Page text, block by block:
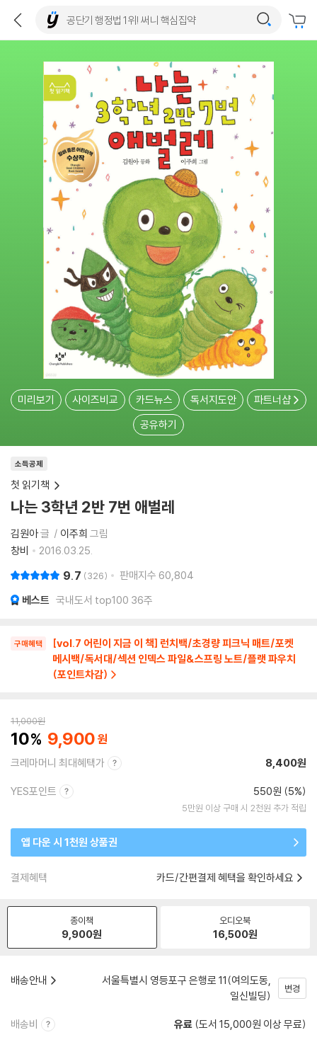
미리보기 사이즈비교 카드뉴스 독서지도안
파트너샵
공유하기
소득공제
첫 읽기책
나는 3학년 2반 7번 애벌레
김원아글 이주희 그림
창비
2016.03.25.
9.7 326 판매지수 60,804
베스트 국내도서 top100 36주
구매혜택
[vol.7 어린이 지금 이 책] 런치백/초경량 피크닉 매트/포켓
메시백/독서대/섹션 인덱스 파일&스프링 노트/플랫 파우치
(포인트차감)
11,000원
10 9,900
크레마머니 최대혜택가 8,400원
YES포인트 550원 (5%)
5만원 이상 구매 시 2천원 추가 적립
앱 다운 시 1천원 상품권
결제혜택 카드/간편결제 혜택을 확인하세요
종이책
9,900원
오디오북
16,500원
배송안내
서울특별시 영등포구 은행로 11(여의도동,
일신빌딩)
변경
배송비 유료 (도서 15,000원 이상 무료)